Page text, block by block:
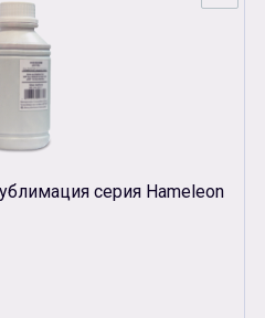
серия Hameleon